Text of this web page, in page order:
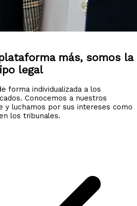
más, somos la
legal
forma individualizada a los
Conocemos a nuestros
y luchamos por sus intereses como
los tribunales.